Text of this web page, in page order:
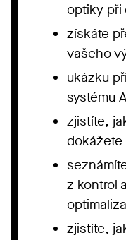
optiky při
získáte
vašeho
ukázku
systému
zjistíte,
dokážete
z kontrol
zjistíte,